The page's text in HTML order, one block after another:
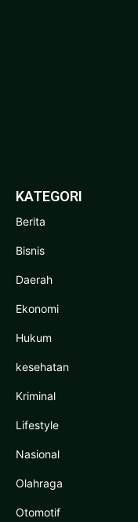
KATEGORI
Berita
Bisnis
Daerah
Ekonomi
Hukum
kesehatan
Kriminal
Lifestyle
Nasional
Olahraga
Otomotif